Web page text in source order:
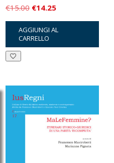
€15.00 Il
prezzo
originale
era:
€14.25Il
prezzo
attuale
è:
AGGIUNGI AL
CARRELLO